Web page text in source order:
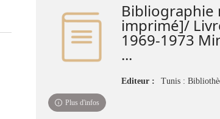
Bibliographie
imprimé]/
1969-1973
...
Editeur : Tunis :
Plus d'infos